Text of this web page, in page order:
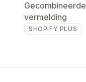
Gecombineerde
vermelding
SHOPIFY PLUS